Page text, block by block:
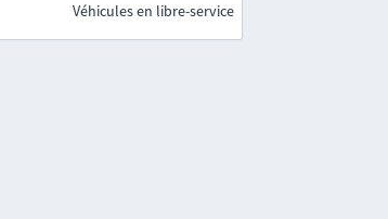
Véhicules en libre-service